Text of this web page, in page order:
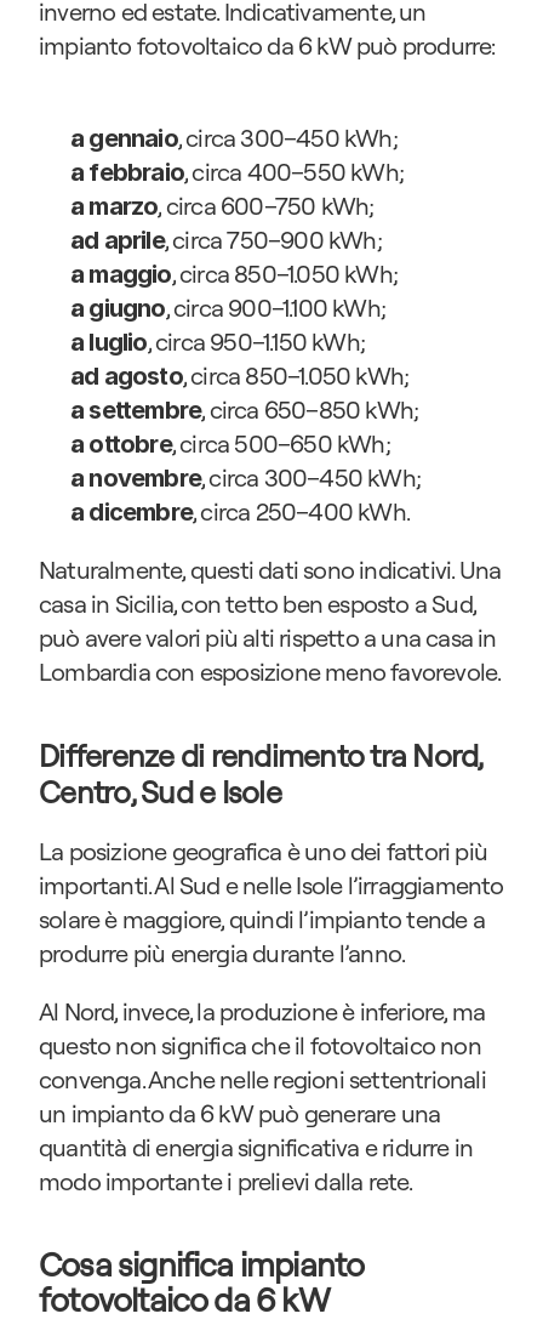
inverno ed estate. Indicativamente, un
impianto fotovoltaico da 6 kW può produrre:
a gennaio, circa 300–450 kWh;
a febbraio, circa 400–550 kWh;
a marzo, circa 600–750 kWh;
ad aprile, circa 750–900 kWh;
a maggio, circa 850–1.050 kWh;
a giugno, circa 900–1.100 kWh;
a luglio, circa 950–1.150 kWh;
ad agosto, circa 850–1.050 kWh;
a settembre, circa 650–850 kWh;
a ottobre, circa 500–650 kWh;
a novembre, circa 300–450 kWh;
a dicembre, circa 250–400 kWh.
Naturalmente, questi dati sono indicativi. Una
casa in Sicilia, con tetto ben esposto a Sud,
può avere valori più alti rispetto a una casa in
Lombardia con esposizione meno favorevole.
Differenze di rendimento tra Nord,
Centro, Sud e Isole
La posizione geografica è uno dei fattori più
importanti. Al Sud e nelle Isole l’irraggiamento
solare è maggiore, quindi l’impianto tende a
produrre più energia durante l’anno.
Al Nord, invece, la produzione è inferiore, ma
questo non significa che il fotovoltaico non
convenga. Anche nelle regioni settentrionali
un impianto da 6 kW può generare una
quantità di energia significativa e ridurre in
modo importante i prelievi dalla rete.
Cosa significa impianto
fotovoltaico da 6 kW